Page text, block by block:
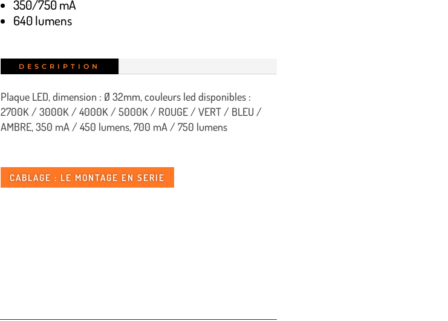
350/750 mA
640 lumens
DESCRIPTION
Plaque LED, dimension : Ø 32mm, couleurs led disponibles :
2700K / 3000K / 4000K / 5000K / ROUGE / VERT / BLEU /
AMBRE, 350 mA / 450 lumens, 700 mA / 750 lumens
CABLAGE : LE MONTAGE EN SERIE